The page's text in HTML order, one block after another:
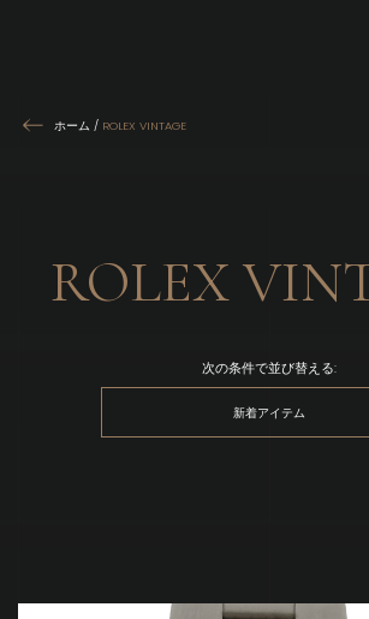
ホーム / ROLEX VINTAGE
ROLEX
次の条件で並び替える:
新着アイテム